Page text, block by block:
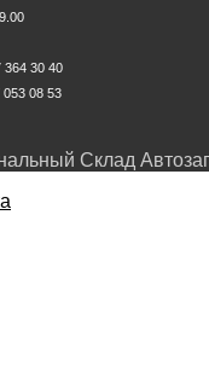
30 40
08 53
Склад